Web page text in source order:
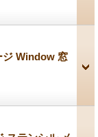
ジ Window 窓